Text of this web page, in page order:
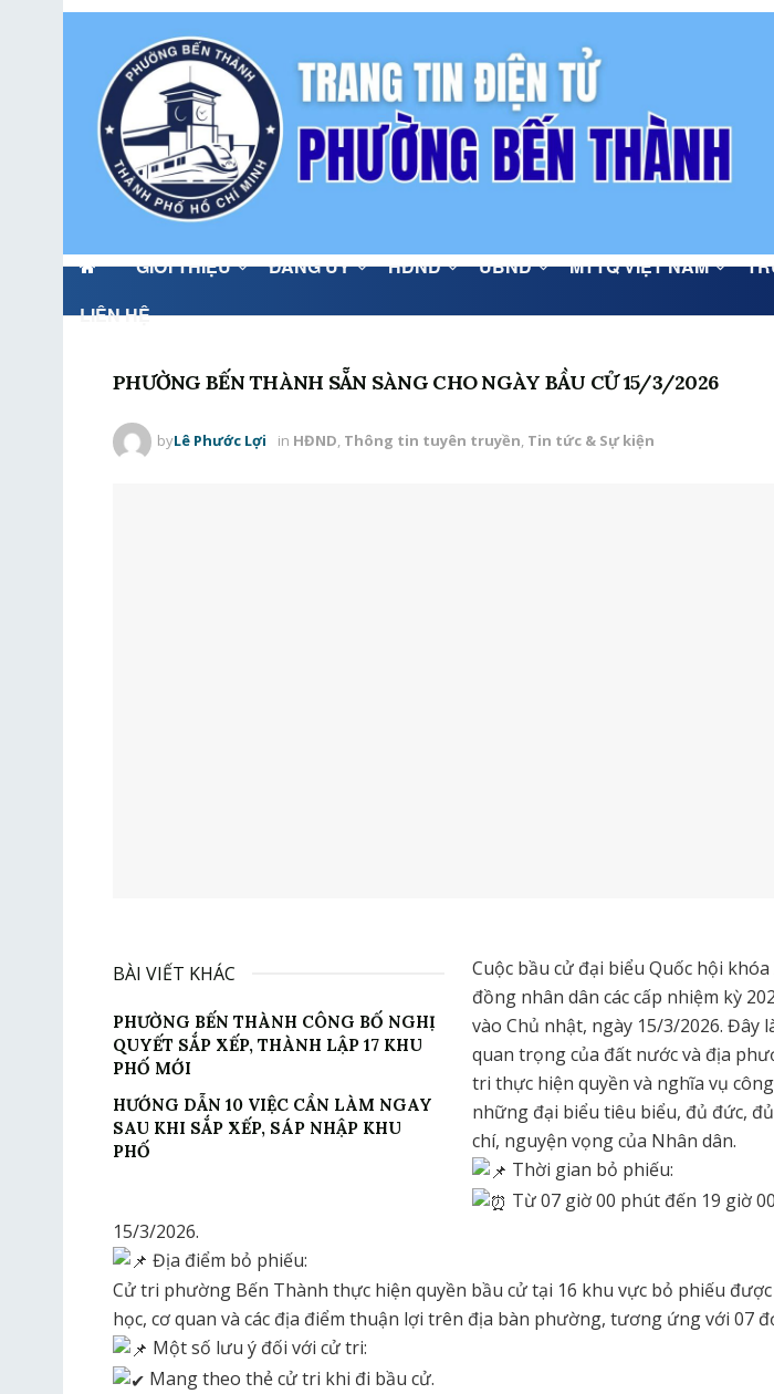
GIỚI THIỆU ĐẢNG ỦY HĐND UBND MTTQ VIỆT NAM
LIÊN HỆ
PHƯỜNG BẾN THÀNH SẴN SÀNG CHO NGÀY BẦU CỬ 15/3/2026
byLê Phước Lợi in HĐND, Thông tin tuyên truyền, Tin tức & Sự kiện
BÀI VIẾT KHÁC
PHƯỜNG BẾN THÀNH CÔNG BỐ NGHỊ
QUYẾT SẮP XẾP, THÀNH LẬP 17 KHU
PHỐ MỚI
HƯỚNG DẪN 10 VIỆC CẦN LÀM NGAY
SAU KHI SẮP XẾP, SÁP NHẬP KHU
PHỐ
Cuộc bầu cử đại biểu Quốc hội
đồng nhân dân các cấp nhiệm kỳ
vào Chủ nhật, ngày 15/3/2026. Đây
quan trọng của đất nước và địa
tri thực hiện quyền và nghĩa vụ
những đại biểu tiêu biểu, đủ đức,
chí, nguyện vọng của Nhân dân.
Thời gian bỏ phiếu:
Từ 07 giờ 00 phút đến 19 giờ
15/3/2026.
Địa điểm bỏ phiếu:
Cử tri phường Bến Thành thực hiện quyền bầu cử tại 16 khu vực bỏ phiếu
học, cơ quan và các địa điểm thuận lợi trên địa bàn phường, tương ứng với 07
Một số lưu ý đối với cử tri:
Mang theo thẻ cử tri khi đi bầu cử.